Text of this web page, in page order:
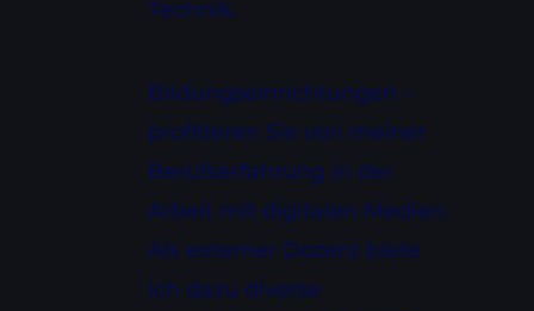
Technik.
Bildungseinrichtungen –
profitieren Sie von meiner
Berufserfahrung in der
Arbeit mit digitalen Medien.
Als externer Dozent biete
ich dazu diverse